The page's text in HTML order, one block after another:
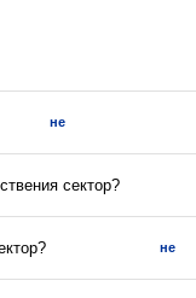
не
сектор?
не